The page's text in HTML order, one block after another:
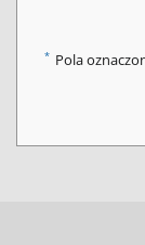
* Pola